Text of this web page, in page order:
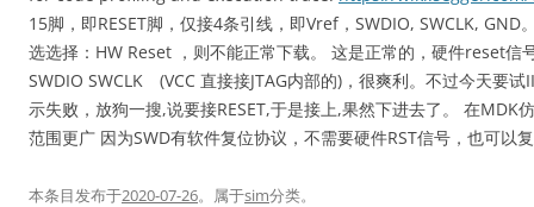
15脚，即RESET脚，仅接4条引线，即Vref，SWDIO, SWCLK,
选选择：HW Reset ，则不能正常下载。 这是正常的，硬件reset
SWDIO SWCLK (VCC 直接接JTAG内部的)，很爽利。不过今天要
示失败，放狗一搜,说要接RESET,于是接上,果然下进去了。 在
范围更广 因为SWD有软件复位协议，不需要硬件RST信号，也可以
本条目发布于2020-07-26。属于sim分类。